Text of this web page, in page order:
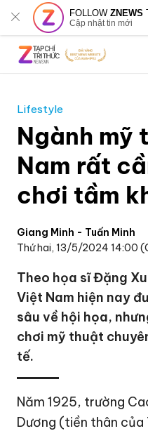
FOLLOWZNEWS
Cập nhật tin mới
Lifestyle
Ngành mỹ
Nam rất
chơi tầm
Giang Minh - Tuấn Minh
Thứ hai, 13/5/2024 14:00
Theo họa sĩ Đặng
Việt Nam hiện nay
sâu về hội họa,
chơi mỹ thuật
tế.
Năm 1925, trường
Dương (tiền thân